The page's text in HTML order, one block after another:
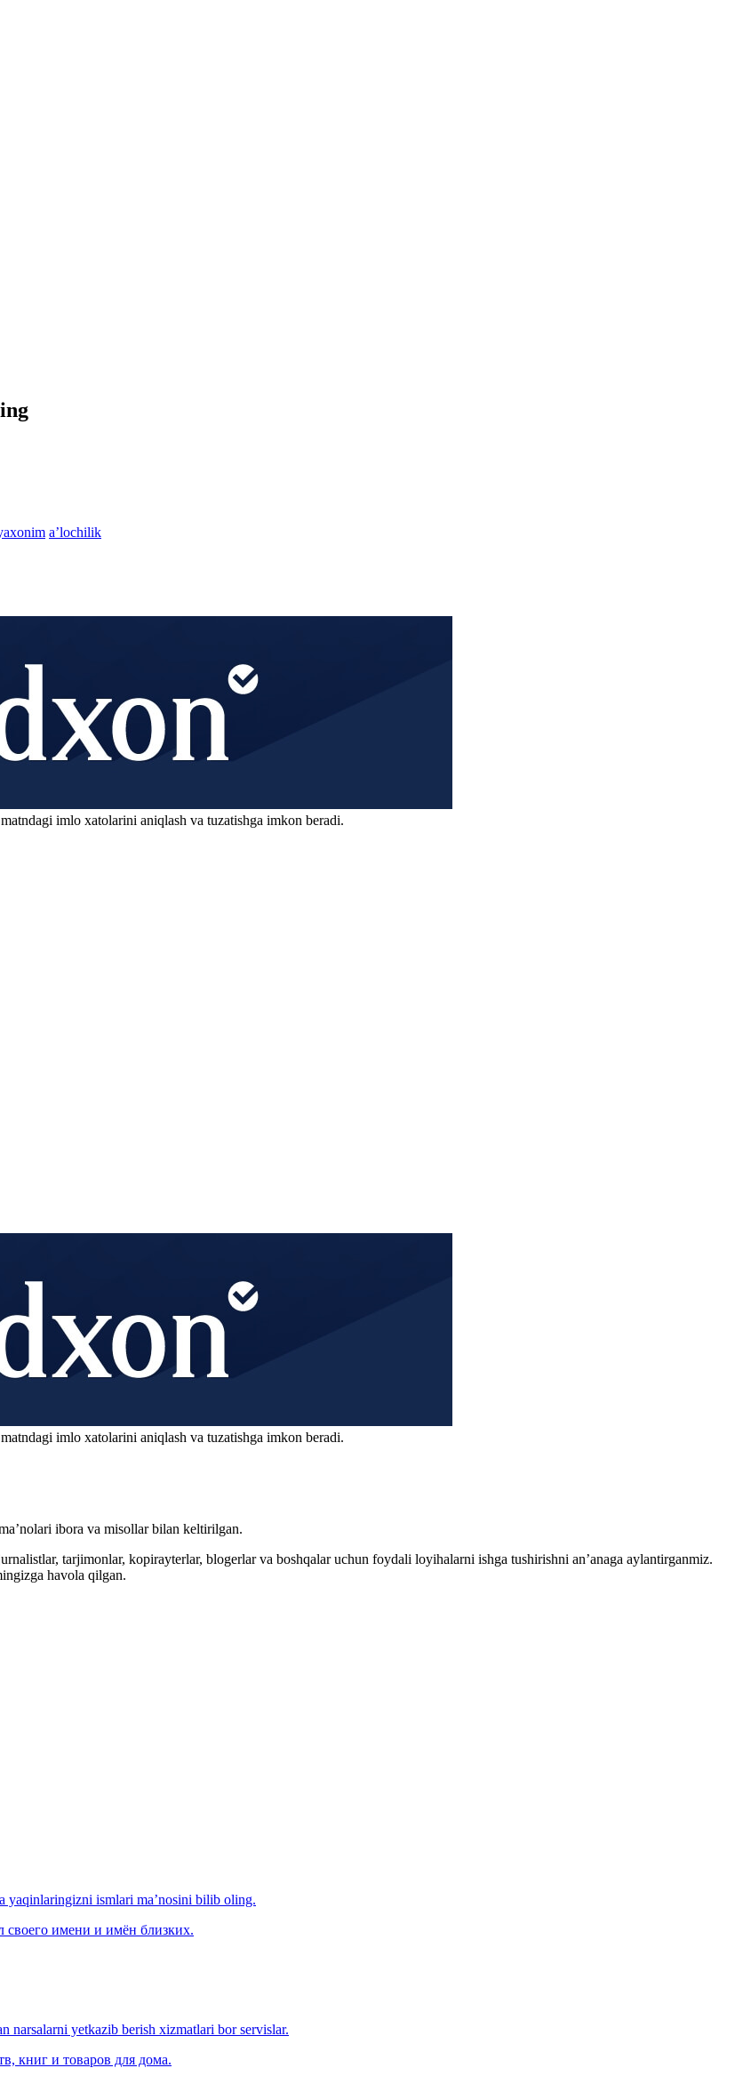
aʼlochilik
imlo xatolarini aniqlash va tuzatishga imkon beradi.
imlo xatolarini aniqlash va tuzatishga imkon beradi.
ibora va misollar bilan keltirilgan.
tarjimonlar, kopirayterlar, blogerlar va boshqalar uchun foydali loyihalarni ishga tushirishni an’anaga aylantirganmiz.
havola qilgan.
yaqinlaringizni ismlari ma’nosini bilib oling.
имени и имён близких.
yetkazib berish xizmatlari bor servislar.
книг и товаров для дома.